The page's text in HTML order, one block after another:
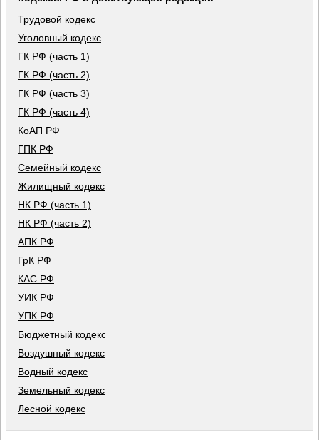
Трудовой кодекс
Уголовный кодекс
ГК РФ (часть 1)
ГК РФ (часть 2)
ГК РФ (часть 3)
ГК РФ (часть 4)
КоАП РФ
ГПК РФ
Семейный кодекс
Жилищный кодекс
НК РФ (часть 1)
НК РФ (часть 2)
АПК РФ
ГрК РФ
КАС РФ
УИК РФ
УПК РФ
Бюджетный кодекс
Воздушный кодекс
Водный кодекс
Земельный кодекс
Лесной кодекс